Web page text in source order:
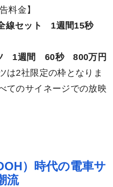
料金】
線セット 1週間15秒
1週間 60秒 800万円
は2社限定の枠となりま
てのサイネージでの放映
）時代の電車サ
流